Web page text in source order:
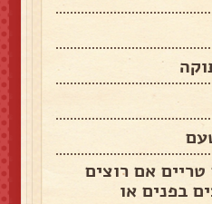
אם רוצים
בפנים או